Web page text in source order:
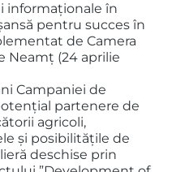
informaționale în
pentru succes în
de Camera
Neamț (24 aprilie
Campaniei de
partenere de
agricoli,
și posibilitățile de
deschise prin